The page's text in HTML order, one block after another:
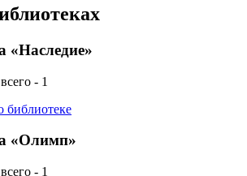
«Наследие»
- 1
«Олимп»
- 1